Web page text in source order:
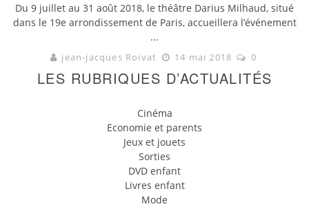
Du 9 juillet au 31 août 2018, le théâtre Darius Milhaud, situé
dans le 19e arrondissement de Paris, accueillera l’événement
...
jean-jacques Roivat 14 mai 2018 0
LES RUBRIQUES D’ACTUALITÉS
Cinéma
Economie et parents
Jeux et jouets
Sorties
DVD enfant
Livres enfant
Mode